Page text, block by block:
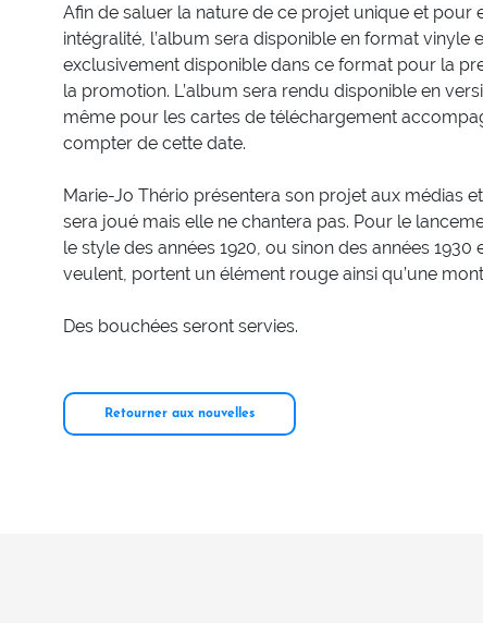
Afin de saluer la nature de ce projet unique et pour
intégralité, l’album sera disponible en format vinyle
exclusivement disponible dans ce format pour la
la promotion. L’album sera rendu disponible en
même pour les cartes de téléchargement
compter de cette date.
Marie-Jo Thério présentera son projet aux médias
sera joué mais elle ne chantera pas. Pour le
le style des années 1920, ou sinon des années 1930
veulent, portent un élément rouge ainsi qu’une
Des bouchées seront servies.
Retourner aux nouvelles